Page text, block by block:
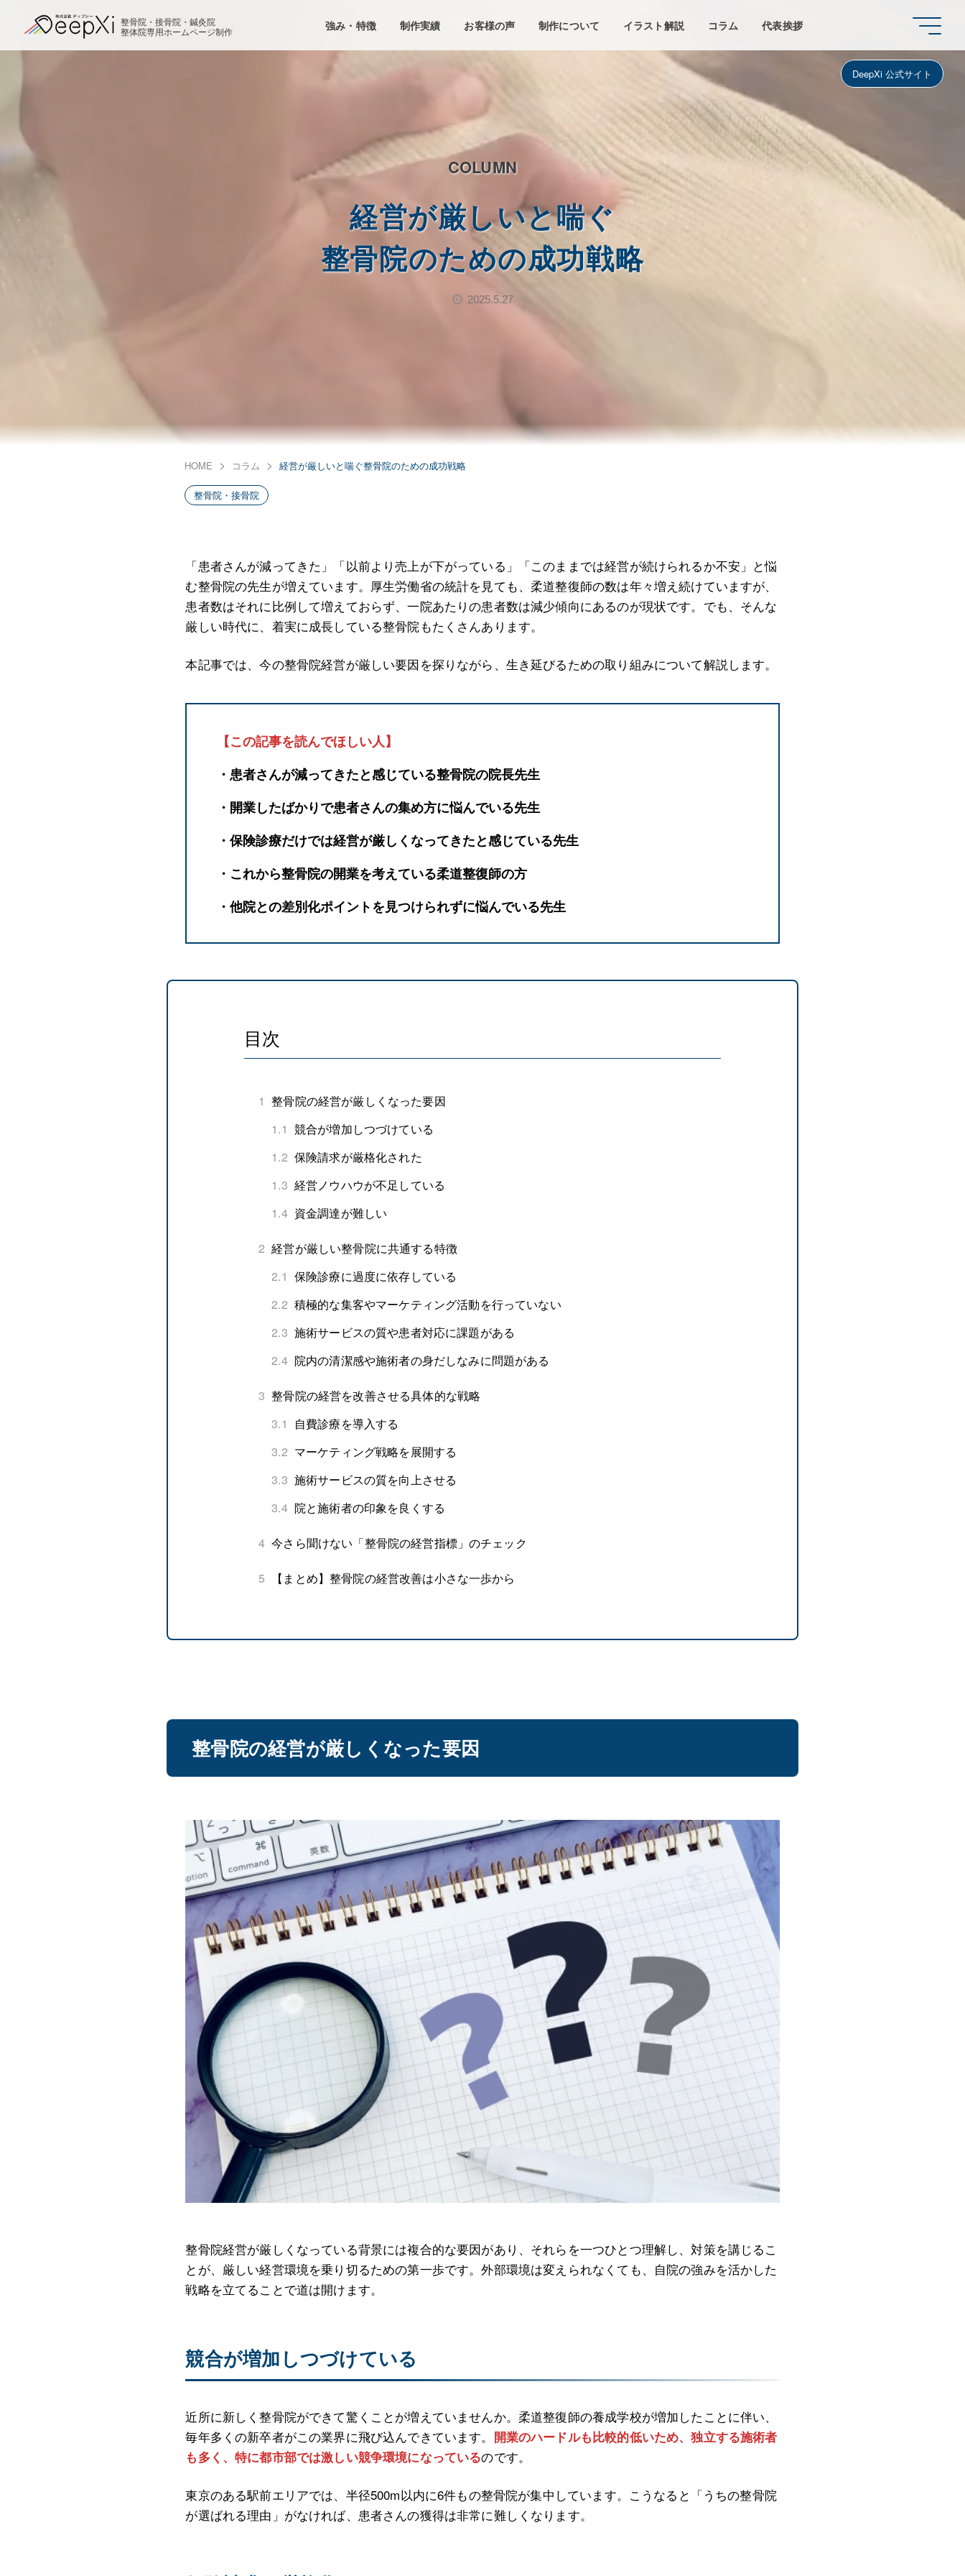
整骨院・接骨院・鍼灸院
整体院専用ホームページ制作
強み・特徴 制作実績 お客様の声 制作について イラスト解説 コラム 代表挨拶
DeepXi 公式サイト
COLUMN
経営が厳しいと喘ぐ
整骨院のための成功戦略
2025.5.27
HOME コラム 経営が厳しいと喘ぐ整骨院のための成功戦略
整骨院・接骨院
「患者さんが減ってきた」「以前より売上が下がっている」「このままでは経営が続けられるか不安」と悩
む整骨院の先生が増えています。厚生労働省の統計を見ても、柔道整復師の数は年々増え続けていますが、
患者数はそれに比例して増えておらず、一院あたりの患者数は減少傾向にあるのが現状です。でも、そんな
厳しい時代に、着実に成長している整骨院もたくさんあります。
本記事では、今の整骨院経営が厳しい要因を探りながら、生き延びるための取り組みについて解説します。
【 この記事を読んでほしい人 】
・患者さんが減ってきたと感じている整骨院の院長先生
・開業したばかりで患者さんの集め方に悩んでいる先生
・保険診療だけでは経営が厳しくなってきたと感じている先生
・これから整骨院の開業を考えている柔道整復師の方
・他院との差別化ポイントを見つけられずに悩んでいる先生
目次
1 整骨院の経営が厳しくなった要因
1.1 競合が増加しつづけている
1.2 保険請求が厳格化された
1.3 経営ノウハウが不足している
1.4 資金調達が難しい
2 経営が厳しい整骨院に共通する特徴
2.1 保険診療に過度に依存している
2.2 積極的な集客やマーケティング活動を行っていない
2.3 施術サービスの質や患者対応に課題がある
2.4 院内の清潔感や施術者の身だしなみに問題がある
3 整骨院の経営を改善させる具体的な戦略
3.1
自費診療を導入する
3.2 マーケティング戦略を展開する
3.3 施術サービスの質を向上させる
3.4 院と施術者の印象を良くする
4 今さら聞けない「整骨院の経営指標」のチェック
5 【まとめ】整骨院の経営改善は小さな一歩から
整骨院の経営が厳しくなった要因
整骨院経営が厳しくなっている背景には複合的な要因があり、それらを一つひとつ理解し、対策を講じるこ
とが、厳しい経営環境を乗り切るための第一歩です。外部環境は変えられなくても、自院の強みを活かした
戦略を立てることで道は開けます。
競合が増加しつづけている
近所に新しく整骨院ができて驚くことが増えていませんか。柔道整復師の養成学校が増加したことに伴い、
毎年多くの新卒者がこの業界に飛び込んできています。 開業のハードルも比較的低いため、独立する施術者
も多く、特に都市部では激しい競争環境になっているのです。
東京のある駅前エリアでは、半径500m以内に6件もの整骨院が集中しています。こうなると「うちの整骨院
が選ばれる理由」がなければ、患者さんの獲得は非常に難しくなります。